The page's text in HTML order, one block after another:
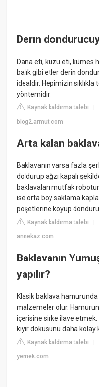
Derın
Dana eti, kuzu eti, kümes
balık gibi etler derin
idealdir. Hepimizin
yöntemidir.
Kaynak kaldırma talebi |
blog2.armut.com
Arta kalan
Baklavanın varsa fazla
doldurup ağzı kapalı
baklavaları mutfak
ise orta boy saklama
poşetlerine koyup
Kaynak kaldırma talebi |
annekaz.com
Baklavanın
yapılır?
Klasik baklava
malzemeler olur.
içerisine sirke ilave etmek.
kıyır dokusunu daha
Kaynak kaldırma talebi |
yemek.com